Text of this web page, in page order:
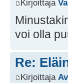
Kirjoittaja
voi olla
Re:
Kirjoittaja